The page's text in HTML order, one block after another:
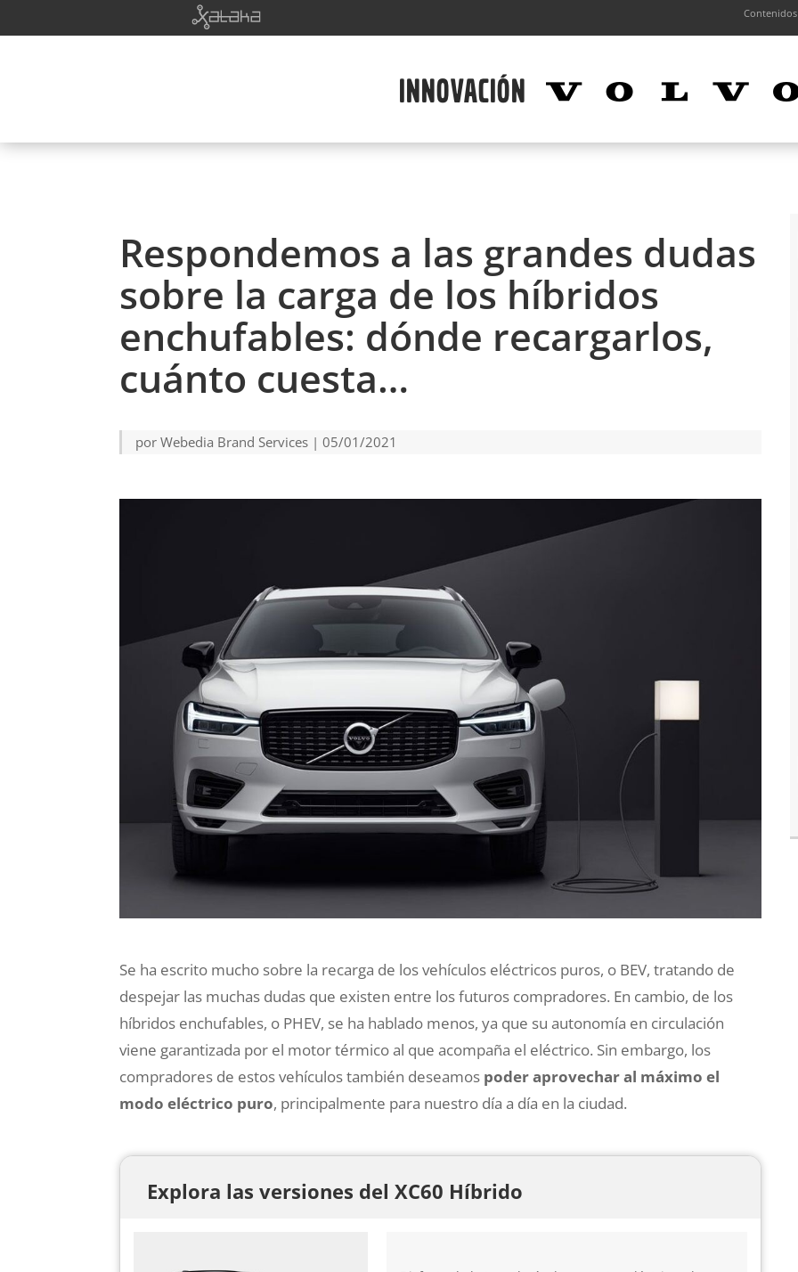
Respondemos a las grandes dudas
sobre la carga de los híbridos
enchufables: dónde recargarlos,
cuánto cuesta…
porWebedia Brand Services |05/01/2021
Se ha escrito mucho sobre la recarga de los vehículos eléctricos puros, o BEV, tratando de
despejar las muchas dudas que existen entre los futuros compradores. En cambio, de los
híbridos enchufables, o PHEV, se ha hablado menos, ya que su autonomía en circulación
viene garantizada por el motor térmico al que acompaña el eléctrico. Sin embargo, los
compradores de estos vehículos también deseamos poder aprovechar al máximo el
modo eléctrico puro, principalmente para nuestro día a día en la ciudad.
Explora las versiones del XC60 Híbrido